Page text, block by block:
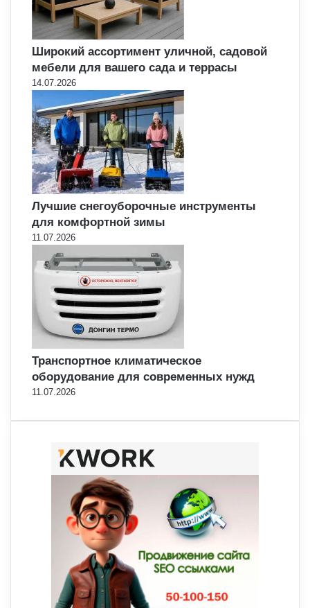
Широкий ассортимент уличной, садовой
мебели для вашего сада и террасы
14.07.2026
Лучшие снегоуборочные инструменты
для комфортной зимы
11.07.2026
Транспортное климатическое
оборудование для современных нужд
11.07.2026